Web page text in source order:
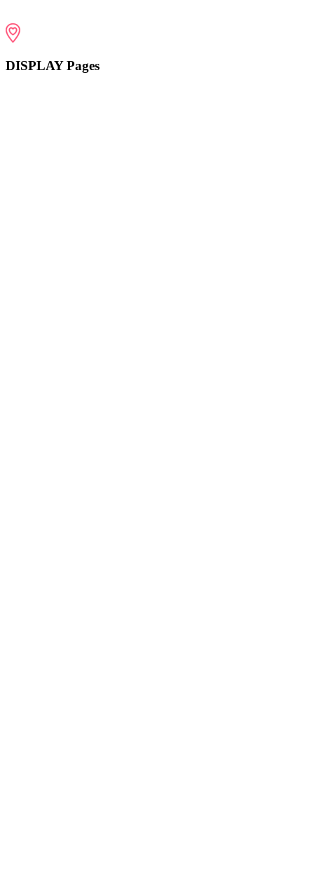
DISPLAY Pages